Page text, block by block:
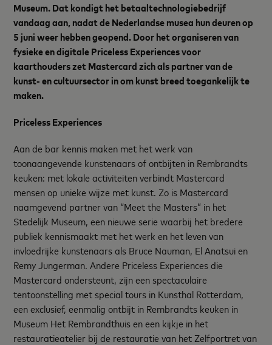
Museum. Dat kondigt het betaaltechnologiebedrijf
vandaag aan, nadat de Nederlandse musea hun deuren op
5 juni weer hebben geopend. Door het organiseren van
fysieke en digitale Priceless Experiences voor
kaarthouders zet Mastercard zich als partner van de
kunst- en cultuursector in om kunst breed toegankelijk te
maken.
Priceless Experiences
Aan de bar kennis maken met het werk van
toonaangevende kunstenaars of ontbijten in Rembrandts
keuken: met lokale activiteiten verbindt Mastercard
mensen op unieke wijze met kunst. Zo is Mastercard
naamgevend partner van “Meet the Masters” in het
Stedelijk Museum, een nieuwe serie waarbij het bredere
publiek kennismaakt met het werk en het leven van
invloedrijke kunstenaars als Bruce Nauman, El Anatsui en
Remy Jungerman. Andere Priceless Experiences die
Mastercard ondersteunt, zijn een spectaculaire
tentoonstelling met special tours in Kunsthal Rotterdam,
een exclusief, eenmalig ontbijt in Rembrandts keuken in
Museum Het Rembrandthuis en een kijkje in het
restauratieatelier bij de restauratie van het Zelfportret van